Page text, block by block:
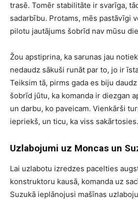
trasē. Tomēr stabilitāte ir svarīga,
sadarbību. Protams, mēs pastāvīgi
pilotu jautājums šobrīd nav mūsu
Žou apstiprina, ka sarunas jau
nedaudz sākuši runāt par to, jo ir
Teiksim tā, pirms gada es biju
šobrīd jūtu, ka komanda ir diezgan
un darbu, ko paveicam. Vienkārši
iepriekš, un ticu, ka viss
Uzlabojumi uz Moncas un
Lai uzlabotu izredzes pacelties
konstruktoru kausā, komanda uz
Suzukā ieplānojusi mašīnas